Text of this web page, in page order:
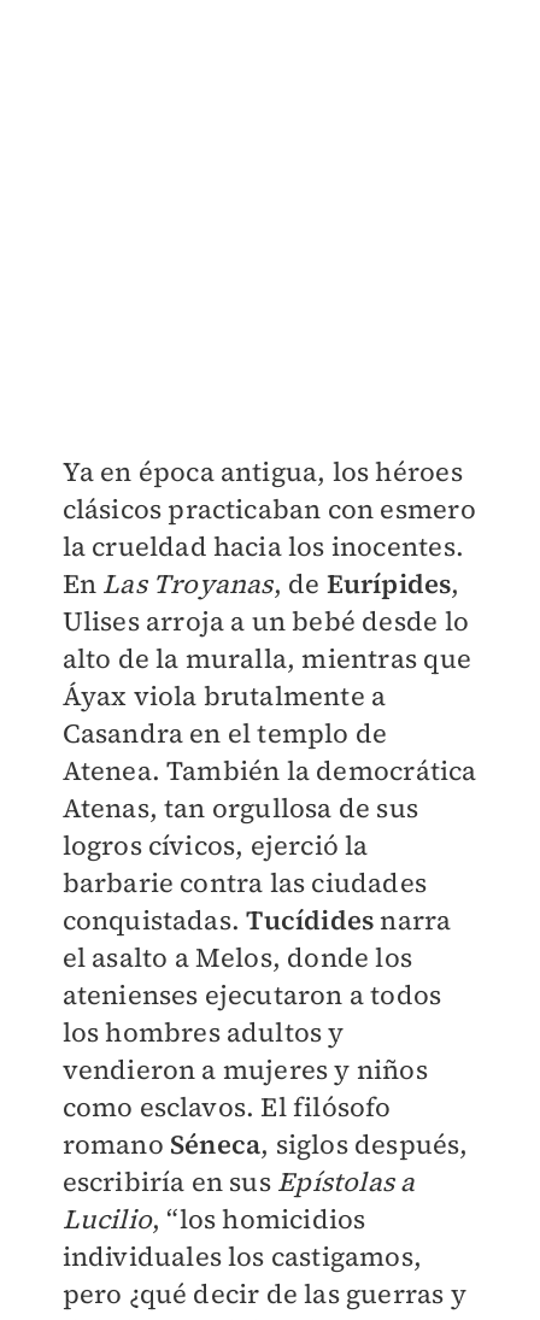
Ya en época antigua, los héroes
clásicos practicaban con esmero
la crueldad hacia los inocentes.
En Las Troyanas, de Eurípides,
Ulises arroja a un bebé desde lo
alto de la muralla, mientras que
Áyax viola brutalmente a
Casandra en el templo de
Atenea. También la democrática
Atenas, tan orgullosa de sus
logros cívicos, ejerció la
barbarie contra las ciudades
conquistadas.Tucídidesnarra
el asalto a Melos, donde los
atenienses ejecutaron a todos
los hombres adultos y
vendieron a mujeres y niños
como esclavos. El filósofo
romano Séneca, siglos después,
escribiría en sus Epístolas a
Lucilio, “los homicidios
individuales los castigamos,
pero ¿qué decir de las guerras y